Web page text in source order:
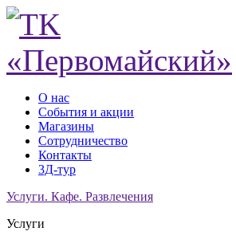
О нас
События и акции
Магазины
Сотрудничество
Контакты
3Д-тур
Услуги. Кафе. Развлечения
Услуги